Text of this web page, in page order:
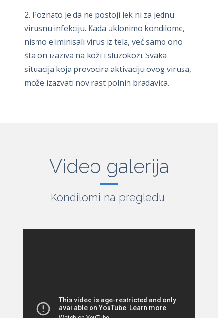
2. Poznato je da ne postoji lek ni za jednu
virusnu infekciju. Kada uklonimo kondilome,
nismo eliminisali virus iz tela, već samo ono
šta on izaziva na koži i sluzokoži. Svaka
situacija koja provocira aktivaciju ovog virusa,
može izazvati nov rast polnih bradavica.
Video galerija
Kondilomi na pregledu